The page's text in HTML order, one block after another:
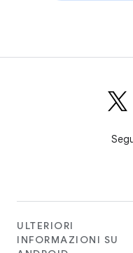
ULTERIORI
INFORMAZIONI SU